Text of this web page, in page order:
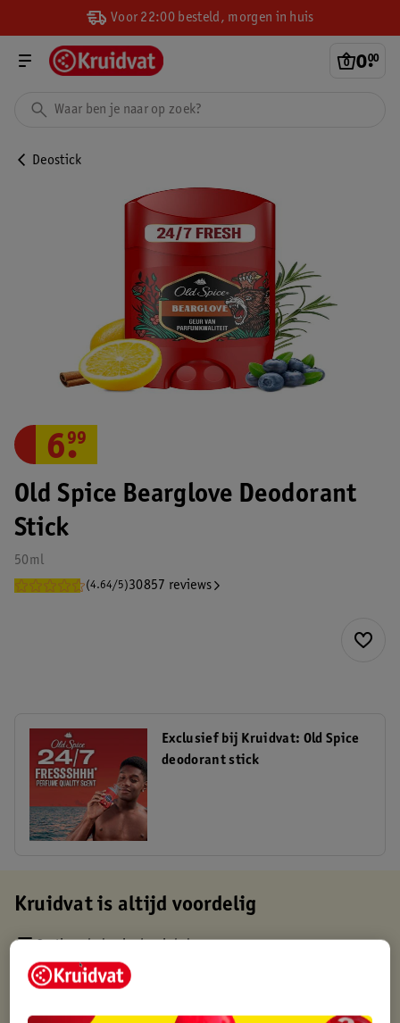
Voor 22:00 besteld, morgen in huis
0.
00
Deostick
Old Spice Bearglove Deodorant
Stick
50ml
(4.64/5)30857 reviews
6.
99
Exclusief bij Kruidvat: Old Spice
deodorant stick
Kruidvat is altijd voordelig
Op werkdagen voor 22:00 uur besteld, volgende dag in huis
Gratis thuisbezorgd vanaf 50.00